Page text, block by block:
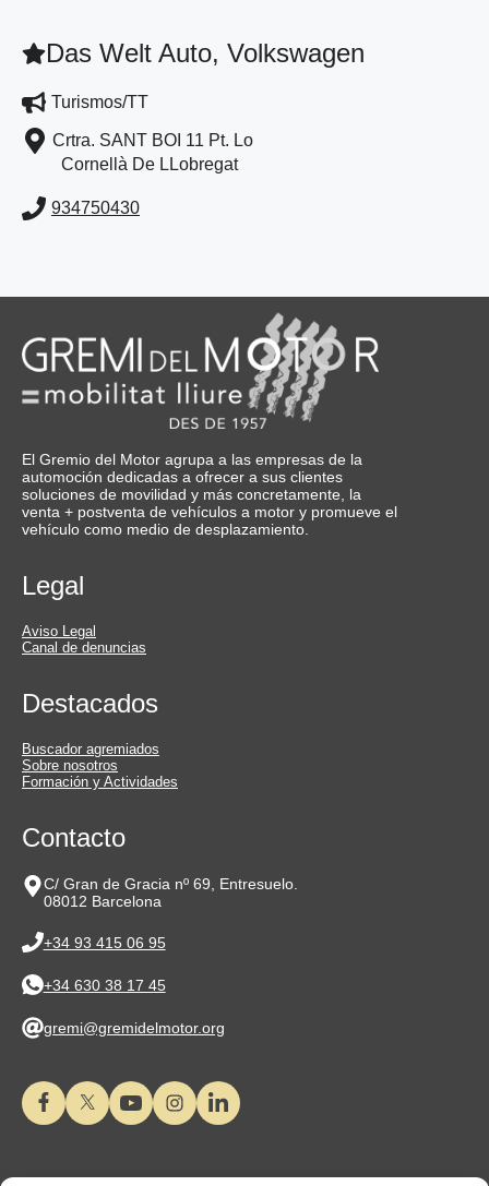
Das Welt Auto, Volkswagen
Turismos/TT
Crtra. SANT BOI 11 Pt. Lo
Cornellà De LLobregat
934750430
El Gremio del Motor agrupa a las empresas de la
automoción dedicadas a ofrecer a sus clientes
soluciones de movilidad y más concretamente, la
venta + postventa de vehículos a motor y promueve el
vehículo como medio de desplazamiento.
Legal
Aviso Legal
Canal de denuncias
Destacados
Buscador agremiados
Sobre nosotros
Formación y Actividades
Contacto
C/ Gran de Gracia nº 69, Entresuelo.
08012 Barcelona
+34 93 415 06 95
+34 630 38 17 45
gremi@gremidelmotor.org